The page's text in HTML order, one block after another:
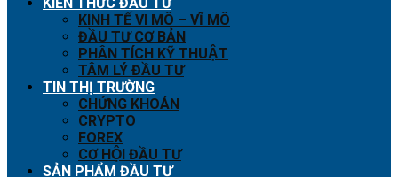
KINH TẾ VI MÔ – VĨ MÔ
ĐẦU TƯ CƠ BẢN
PHÂN TÍCH KỸ THUẬT
TÂM LÝ ĐẦU TƯ
TIN THỊ TRƯỜNG
CHỨNG KHOÁN
CRYPTO
FOREX
CƠ HỘI ĐẦU TƯ
SẢN PHẨM ĐẦU TƯ